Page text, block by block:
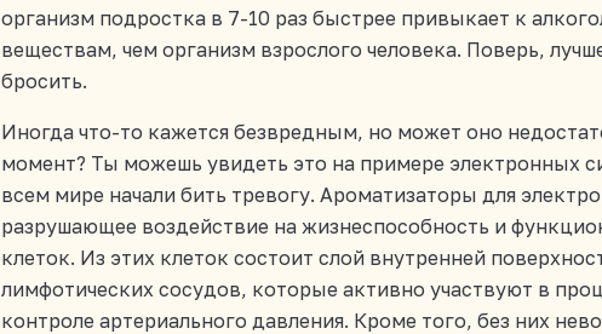
организм подростка в 7-10 раз быстрее привыкает к
веществам, чем организм взрослого человека. Поверь,
бросить.
Иногда что-то кажется безвредным, но может оно
момент? Ты можешь увидеть это на примере электронных
всем мире начали бить тревогу. Ароматизаторы для
разрушающее воздействие на жизнеспособность и
клеток. Из этих клеток состоит слой внутренней
лимфотических сосудов, которые активно участвуют в
контроле артериального давления. Кроме того, без них